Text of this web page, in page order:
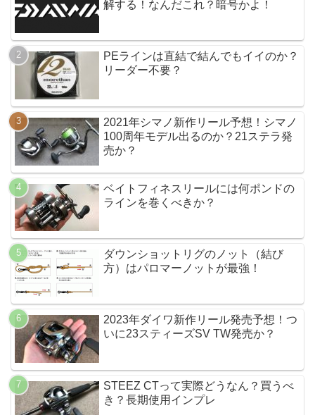
解する！なんだこれ？暗号かよ！
PEラインは直結で結んでもイイのか？
リーダー不要？
2021年シマノ新作リール予想！シマノ
100周年モデル出るのか？21ステラ発
売か？
ベイトフィネスリールには何ポンドの
ラインを巻くべきか？
ダウンショットリグのノット（結び
方）はパロマーノットが最強！
2023年ダイワ新作リール発売予想！つ
いに23スティーズSV TW発売か？
STEEZ CTって実際どうなん？買うべ
き？長期使用インプレ